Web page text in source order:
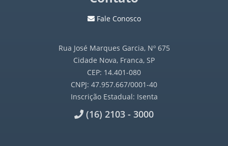
Fale Conosco
Rua José Marques Garcia, Nº 675
Cidade Nova, Franca, SP
CEP: 14.401-080
CNPJ: 47.957.667/0001-40
Inscrição Estadual: Isenta
(16) 2103 - 3000